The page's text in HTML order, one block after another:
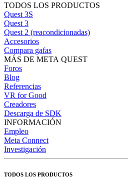
TODOS LOS PRODUCTOS
Quest 3S
Quest 3
Quest 2 (reacondicionadas)
Accesorios
Compara gafas
MÁS DE META QUEST
Foros
Blog
Referencias
VR for Good
Creadores
Descarga de SDK
INFORMACIÓN
Empleo
Meta Connect
Investigación
TODOS LOS PRODUCTOS